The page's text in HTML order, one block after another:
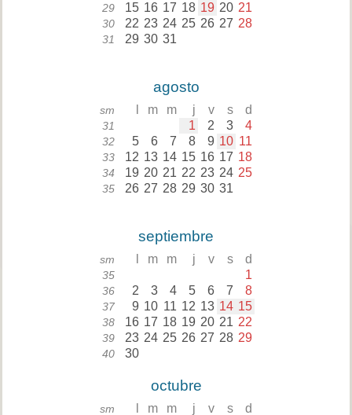
29 15 16 17 18 19 20 21
30 22 23 24 25 26 27 28
31 29 30 31
agosto
sm m m j v s d
31 1 2 3 4
32 5 6 7 8 9 10 11
33 12 13 14 15 16 17 18
34 19 20 21 22 23 24 25
35 26 27 28 29 30 31
septiembre
sm m m j v s d
35 1
36 2 3 4 5 6 7 8
37 9 10 11 12 13 14 15
38 16 17 18 19 20 21 22
39 23 24 25 26 27 28 29
40 30
octubre
sm m m j v s d